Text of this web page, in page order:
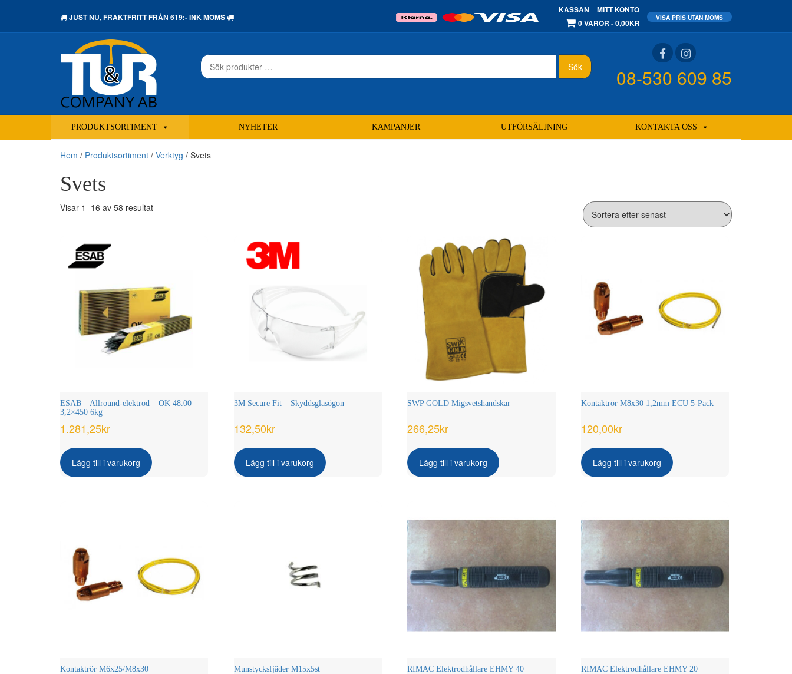
JUST NU,FRAKTFRITTFRÅN 619:- INK MOMS
KASSAN
MITT KONTO
0 VAROR
0,00KR
Sök
efter:
Sök 08-530 609 85
PRODUKTSORTIMENT NYHETER KAMPANJER UTFÖRSÄLJNING KONTAKTA OSS
Hem / Produktsortiment / Verktyg / Svets
Svets
Visar 1–16 av 58 resultatSortera
ESAB – Allround-elektrod – OK 48.00
3,2×450 6kg
1.281,25kr
Lägg till i varukorg
3M Secure Fit – Skyddsglasögon
132,50kr
Lägg till i varukorg
SWP GOLD Migsvetshandskar
266,25kr
Lägg till i varukorg
Kontaktrör M8x30 1,2mm ECU 5-Pack
120,00kr
Lägg till i varukorg
Kontaktrör M6x25/M8x30 Munstycksfjäder M15x5st RIMAC Elektrodhållare EHMY 40 RIMAC Elektrodhållare EHMY 20